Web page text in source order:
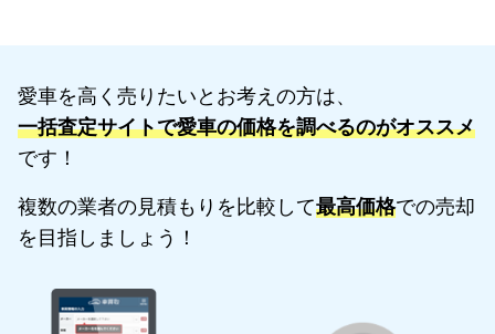
愛車を高く売りたいとお考えの方は、
一括査定サイトで愛車の価格を調べるのがオススメ
です！
複数の業者の見積もりを比較して最高価格での売却
を目指しましょう！